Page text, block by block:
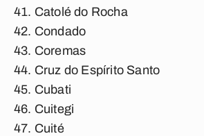
Catolé do Rocha
Condado
Coremas
Cruz do Espírito Santo
Cubati
Cuitegi
Cuité